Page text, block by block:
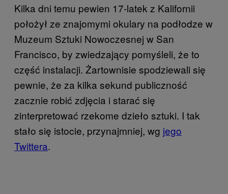
Kilka dni temu pewien 17-latek z Kalifornii
położył ze znajomymi okulary na podłodze w
Muzeum Sztuki Nowoczesnej w San
Francisco, by zwiedzający pomyśleli, że to
część instalacji. Żartownisie spodziewali się
pewnie, że za kilka sekund publiczność
zacznie robić zdjęcia i starać się
zinterpretować rzekome dzieło sztuki. I tak
stało się istocie, przynajmniej, wg jego
Twittera.